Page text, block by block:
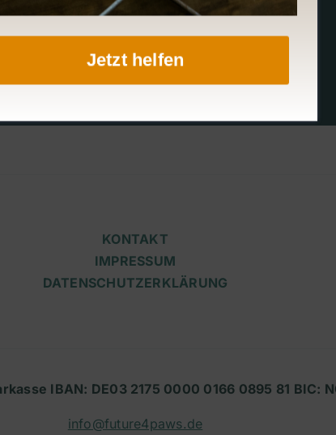
KONTAKT
IMPRESSUM
DATENSCHUTZERKLÄRUNG
IBAN: DE03 2175 0000 0166 0895 81 BIC:
info@future4paws.de
Jetzt helfen